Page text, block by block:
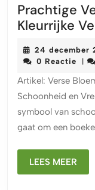
Prachtige
Kleurrijke
24 december
0 Reactie |
Artikel: Verse
Schoonheid en
symbool van
gaat om een
LEES MEER
MEER